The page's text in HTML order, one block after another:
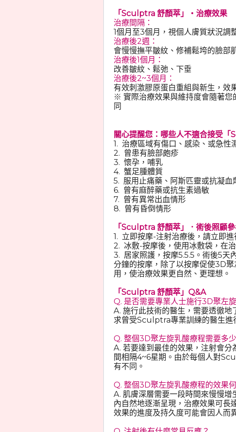
「Sculptra 舒顏萃」‧治療效果
治療間隔：
1個月至3個月，視個人膚質狀況調
治療後2週：
會慢慢撫平皺紋、修補鬆垮的臉部
治療後1個月：
改善皺紋、鬆弛、下垂
治療後2~3個月：
有效刺激膠原蛋白重組與新生，效
※ 實際治療效果與維持度會隨著您
同
關心提醒您：哪些人不適合接受
1. 治療區域有傷口、感染、或急性
2. 曾患有臉部皰疹
3. 懷孕，哺乳
4. 蟹足腫體質
5. 服用止痛藥、阿斯匹靈或抗凝血
6. 曾有麻醉藥或抗生素過敏
7. 曾有異常出血情形
8. 曾有昏倒情形
「Sculptra 舒顏萃」．術後照顧
1. 立即按摩-注射治療後，請立即
2. 冰敷-按摩後，使用冰敷袋，在
3. 居家照護，按摩5.5.5。術後5天
分鐘的按摩，除了以按摩促使3D
用，使治療效果更自然、更理想。
「Sculptra 舒顏萃」Q&A
Q. 是否需要專業人士施行3D聚左
A. 施行此技術的醫生，需要透徹
求曾受Sculptra專業訓練的醫生
Q. 整個3D聚左旋乳酸療程需要多
A. 若要達到最佳的效果，注射會
間相隔4~6星期。由於每個人對
有不同。
Q. 整個3D聚左旋乳酸療程的效果
A. 肌膚深層需要一段時間來慢慢
內自然地逐漸呈現，治療效果可長
效果的進度及持久度可能會因人而